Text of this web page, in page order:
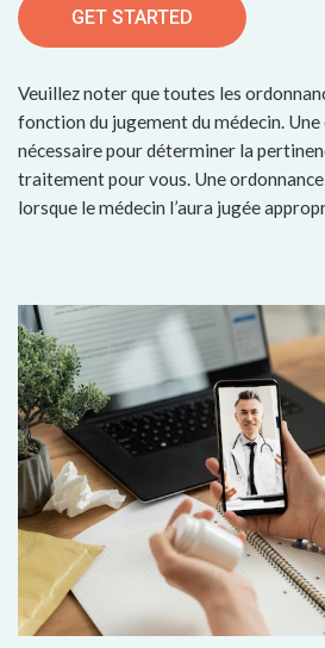
GET STARTED
Veuillez noter que toutes les
fonction du jugement du médecin.
nécessaire pour déterminer la
traitement pour vous. Une
lorsque le médecin l’aura jugée